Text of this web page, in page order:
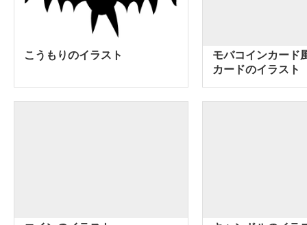
こうもりのイラスト
モバコインカード
カードのイラスト